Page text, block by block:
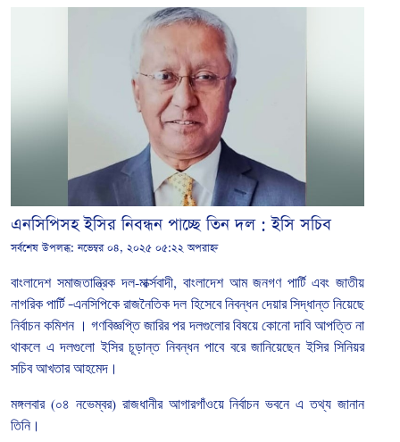
এনসিপিসহ ইসির নিবন্ধন পাচ্ছে তিন দল : ইসি সচিব
সর্বশেষ উপলব্ধ:নভেম্বর ০৪, ২০২৫ ০৫:২২ অপরাহ্ন
বাংলাদেশ সমাজতান্ত্রিক দল-মার্ক্সবাদী, বাংলাদেশ আম জনগণ পার্টি এবং জাতীয়
নাগরিক পার্টি–এনসিপিকে রাজনৈতিক দল হিসেবে নিবন্ধন দেয়ার সিদ্ধান্ত নিয়েছে
নির্বাচন কমিশন । গণবিজ্ঞপ্তি জারির পর দলগুলোর বিষয়ে কোনো দাবি আপত্তি না
থাকলে এ দলগুলো ইসির চূড়ান্ত নিবন্ধন পাবে বরে জানিয়েছেন ইসির সিনিয়র
সচিব আখতার আহমেদ।
মঙ্গলবার(০৪ নভেম্বর) রাজধানীর আগারগাঁওয়ে নির্বাচন ভবনে এ তথ্য জানান
তিনি।